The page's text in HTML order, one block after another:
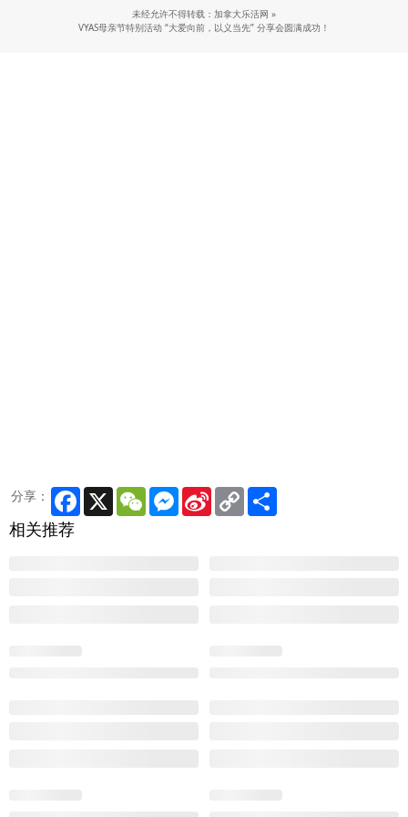
未经允许不得转载：加拿大乐活网 »
VYAS母亲节特别活动 “大爱向前，以义当先” 分享会圆满成功！
分享： Facebook
X WeChatMessenger
Sina
Weibo
Copy
Link
相关推荐